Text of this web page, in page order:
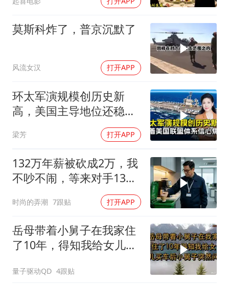
莫斯科炸了，普京沉默了
风流女汉 打开APP
环太军演规模创历史新
高，美国主导地位还稳得
梁芳 打开APP
132万年薪被砍成2万，我
不吵不闹，等来对手13倍
时尚的弄潮 7跟贴 打开APP
岳母带着小舅子在我家住
了10年，得知我给女儿买
量子驱动QD 4跟贴